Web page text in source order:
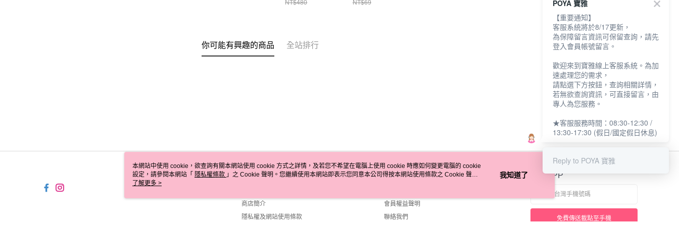
NT$480 NT$69
你可能有興趣的商品 全站排行
關於我們
商店簡介
隱私權及網站使用條款
客服資訊
會員權益聲明
聯絡我們
官方APP
免費傳送載點至手機
本網站中使用 cookie，欲查詢有關本網站使用 cookie 方式之詳情，及若您不希望在電腦上使用 cookie 時應如何變更電腦的 cookie
設定，請參閱本網站「 隱私權條款 」之 Cookie 聲明。您繼續使用本網站即表示您同意本公司得按本網站使用條款之 Cookie 聲明
使用 cookie。
了解更多 >
我知道了
POYA 寶雅
【重要通知】
客服系統將於8/17更新，
為保障留言資訊可保留查詢，請先
登入會員帳號留言。
歡迎來到寶雅線上客服系統。為加
速處理您的需求，
請點選下方按鈕，查詢相關詳情，
若無欲查詢資訊，可直接留言，由
專人為您服務。
★客服服務時間：08:30-12:30 /
13:30-17:30 (假日/國定假日休息)
Reply to POYA 寶雅